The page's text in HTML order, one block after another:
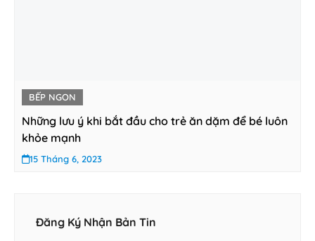
BẾP NGON
Những lưu ý khi bắt đầu cho trẻ ăn dặm để bé luôn
khỏe mạnh
15 Tháng 6, 2023
Đăng Ký Nhận Bản Tin